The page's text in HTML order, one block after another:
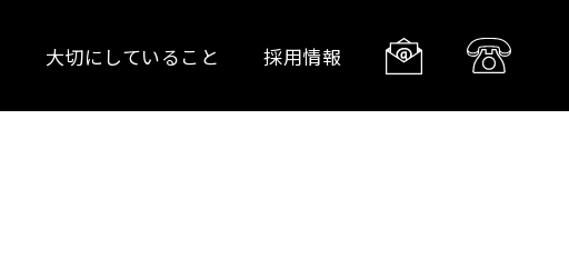
大切にしていること 採用情報